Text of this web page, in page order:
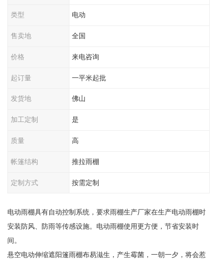
类型 电动
售卖地 全国
价格 来电咨询
起订量 一平米起批
发货地 佛山
加工定制 是
质量 高
帐篷结构 推拉雨棚
定制方式 按需定制
电动雨棚具有自动控制系统，要求雨棚生产厂家在生产电动雨棚时
安装防风、防雨等传感设施。电动雨棚使用更方便，节省安装时
间。
悬空电动伸缩遮阳篷雨棚布易滋生，产生霉菌，一朝一夕，将会惹